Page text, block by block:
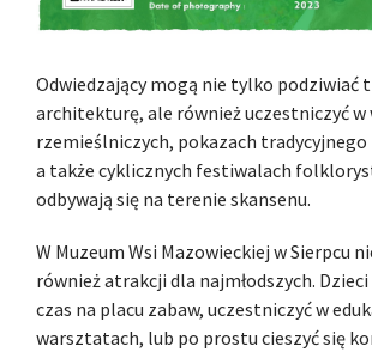
Odwiedzający mogą nie tylko podziwiać
architekturę, ale również uczestniczyć
rzemieślniczych, pokazach
a także cyklicznych festiwalach
odbywają się na terenie skansenu.
W Muzeum Wsi Mazowieckiej w Sierpcu
również atrakcji dla najmłodszych.
czas na placu zabaw, uczestniczyć w
warsztatach, lub po prostu cieszyć się